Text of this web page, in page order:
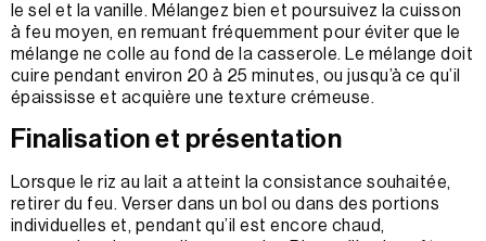
le sel et la vanille. Mélangez bien et poursuivez la cuisson
à feu moyen, en remuant fréquemment pour éviter que le
mélange ne colle au fond de la casserole. Le mélange doit
cuire pendant environ 20 à 25 minutes, ou jusqu’à ce qu’il
épaississe et acquière une texture crémeuse.
Finalisation et présentation
Lorsque le riz au lait a atteint la consistance souhaitée,
retirer du feu. Verser dans un bol ou dans des portions
individuelles et, pendant qu’il est encore chaud,